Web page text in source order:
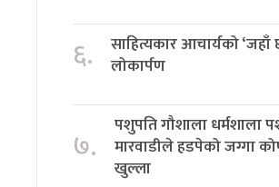
६.
साहित्यकार आचार्यको
लोकार्पण
७.
पशुपति गौशाला धर्मशाला
मारवाडीले हडपेको जग्गा
खुल्ला